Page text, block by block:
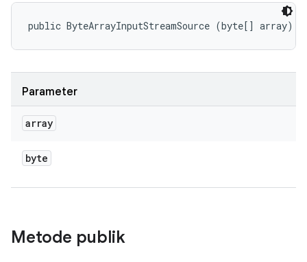
public ByteArrayInputStreamSource (byte[] array)
Parameter
array
byte
Metode publik